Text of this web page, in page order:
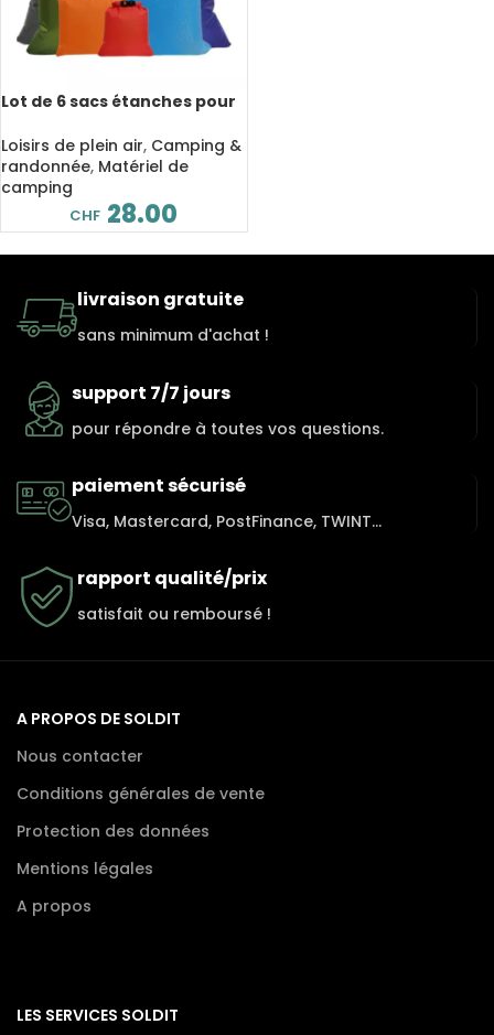
Lot de 6 sacs étanches pour
Loisirs de plein air, Camping &
randonnée, Matériel de
camping
CHF 28.00
livraison gratuite
sans minimum d'achat !
support 7/7 jours
pour répondre à toutes vos questions.
paiement sécurisé
Visa, Mastercard, PostFinance, TWINT...
rapport qualité/prix
satisfait ou remboursé !
A PROPOS DE SOLDIT
Nous contacter
Conditions générales de vente
Protection des données
Mentions légales
A propos
LES SERVICES SOLDIT